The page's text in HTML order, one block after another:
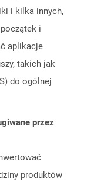
i kilka innych,
i
aplikacje
takich jak
do ogólnej
przez
produktów